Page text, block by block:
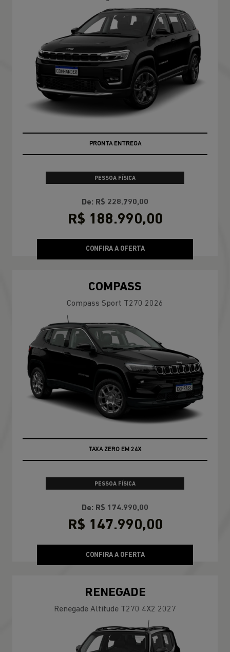
PRONTA ENTREGA
PESSOA FÍSICA
De: R$ 228.790,00
R$ 188.990,00
CONFIRA A OFERTA
COMPASS
Compass Sport T270 2026
TAXA ZERO EM 24X
PESSOA FÍSICA
De: R$ 174.990,00
R$ 147.990,00
CONFIRA A OFERTA
RENEGADE
Renegade Altitude T270 4X2 2027